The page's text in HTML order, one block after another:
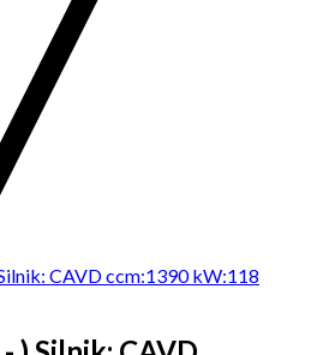
CAVD ccm:1390 kW:118